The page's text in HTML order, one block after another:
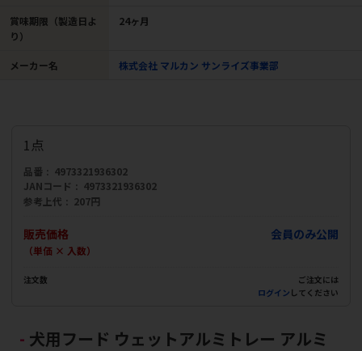
賞味期限（製造日よ
り）
24ヶ月
メーカー名 株式会社 マルカン サンライズ事業部
1点
品番
4973321936302
JANコード
4973321936302
参考上代
207円
販売価格
（単価 × 入数）
会員のみ公開
注文数
ご注文には
ログイン してください
犬用フード ウェットアルミトレー アルミ